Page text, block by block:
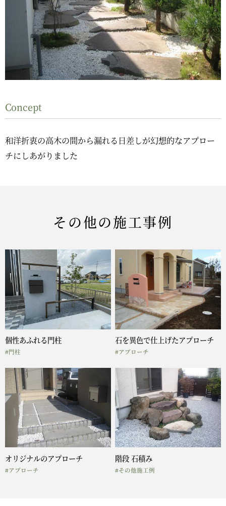
Concept
和洋折衷の高木の間から漏れる日差しが幻想的なアプロー
チにしあがりました
その他の施工事例
個性あふれる門柱
#門柱
石を異色で仕上げたアプローチ
#アプローチ
オリジナルのアプローチ
#アプローチ
階段 石積み
#その他施工例